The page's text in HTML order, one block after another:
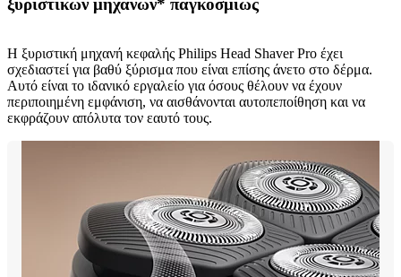
ξυριστικών μηχανών* παγκοσμίως
Η ξυριστική μηχανή κεφαλής Philips Head Shaver Pro έχει
σχεδιαστεί για βαθύ ξύρισμα που είναι επίσης άνετο στο δέρμα.
Αυτό είναι το ιδανικό εργαλείο για όσους θέλουν να έχουν
περιποιημένη εμφάνιση, να αισθάνονται αυτοπεποίθηση και να
εκφράζουν απόλυτα τον εαυτό τους.